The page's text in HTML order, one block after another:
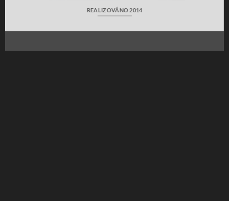
REALIZOVÁNO 2014